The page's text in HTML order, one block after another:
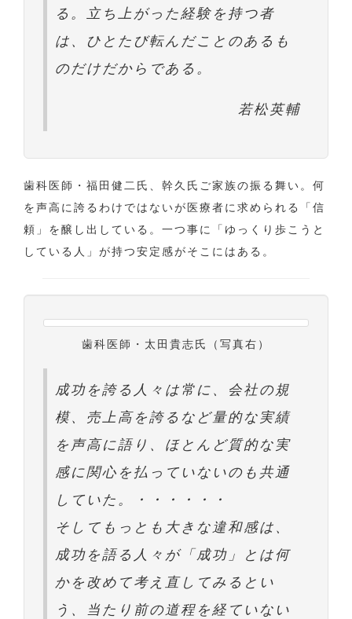
る。立ち上がった経験を持つ者
は、ひとたび転んだことのあるも
のだけだからである。
若松英輔
歯科医師・福田健二氏、幹久氏ご家族の振る舞い。何
を声高に誇るわけではないが医療者に求められる「信
頼」を醸し出している。一つ事に「ゆっくり歩こうと
している人」が持つ安定感がそこにはある。
歯科医師・太田貴志氏（写真右）
成功を誇る人々は常に、会社の規
模、売上高を誇るなど量的な実績
を声高に語り、ほとんど質的な実
感に関心を払っていないのも共通
していた。・・・・・・
そしてもっとも大きな違和感は、
成功を語る人々が「成功」とは何
かを改めて考え直してみるとい
う、当たり前の道程を経ていない